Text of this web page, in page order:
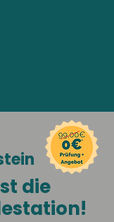
die